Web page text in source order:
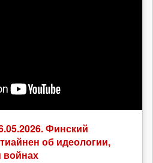
Финский
об идеологии,
войнах